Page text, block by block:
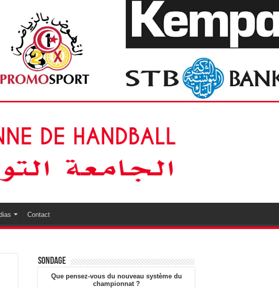
Contact
Sondage
Que pensez-vous du nouveau système du
championnat ?